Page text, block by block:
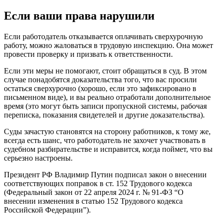
Если ваши права нарушили
Если работодатель отказывается оплачивать сверхурочную
работу, можно жаловаться в трудовую инспекцию. Она может
провести проверку и призвать к ответственности.
Если эти меры не помогают, стоит обращаться в суд. В этом
случае понадобятся доказательства того, что вас просили
остаться сверхурочно (хорошо, если это зафиксировано в
письменном виде), и вы реально отработали дополнительное
время (это могут быть записи пропускной системы, рабочая
переписка, показания свидетелей и другие доказательства).
Суды зачастую становятся на сторону работников, к тому же,
всегда есть шанс, что работодатель не захочет участвовать в
судебном разбирательстве и исправится, когда поймет, что вы
серьезно настроены.
Президент РФ Владимир Путин подписал закон о внесении
соответствующих поправок в ст. 152 Трудового кодекса
(Федеральный закон от 22 апреля 2024 г. № 91-ФЗ “О
внесении изменения в статью 152 Трудового кодекса
Российской Федерации”).